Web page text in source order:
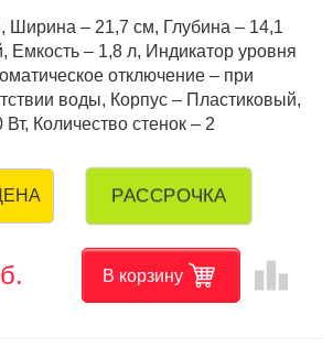
Ширина – 21,7 см, Глубина – 14,1
Емкость – 1,8 л, Индикатор уровня
отключение – при
воды, Корпус – Пластиковый,
Количество стенок – 2
РАССРОЧКА
В корзину leaderboard